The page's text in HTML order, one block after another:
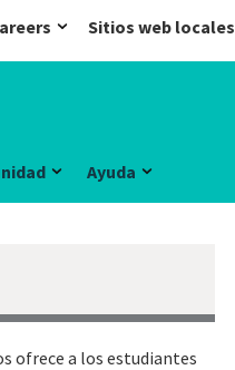
Sitios web locales
Ayuda
ofrece a los estudiantes